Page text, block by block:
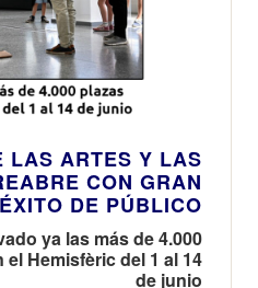
LAS ARTES Y LAS
CON GRAN
ÉXITO DE PÚBLICO
ya las más de 4.000
Hemisfèric del 1 al 14
de junio